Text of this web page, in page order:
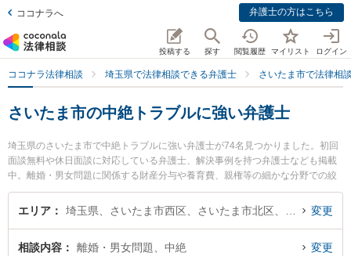
ココナラへ 弁護士の方はこちら
投稿する 探す 閲覧履歴 マイリスト ログイン
ココナラ法律相談 埼玉県で法律相談できる弁護士 さいたま市で法律相
さいたま市の中絶トラブルに強い弁護士
埼玉県のさいたま市で中絶トラブルに強い弁護士が74名見つかりました。初回
面談無料や休日面談に対応している弁護士、解決事例を持つ弁護士なども掲載
中。離婚・男女問題に関係する財産分与や養育費、親権等の細かな分野での絞
り込み検索もでき便利です。特に弁護士法人KTG 浦和法律事務所の安田 和男弁
護士やアリス法律事務所の小河原 洋和弁護士、大野角谷法律事務所の角谷 史織
相談したい』『中絶トラブルのトラブル解決の実績豊富な近くの弁護士を検索
エリア 変更
相談内容 離婚・男女問題、中絶 変更